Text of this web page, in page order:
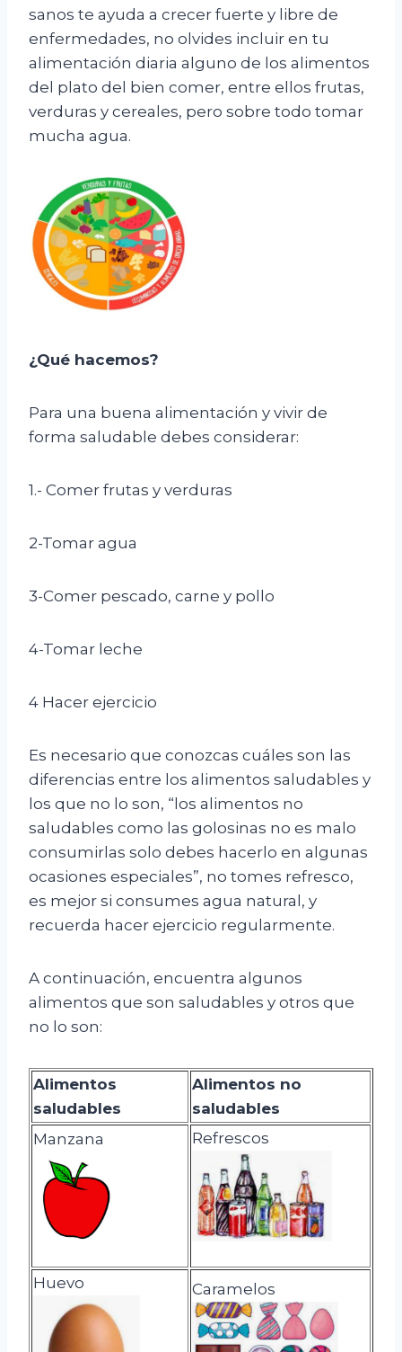
sanos te ayuda a crecer fuerte y libre de
enfermedades, no olvides incluir en tu
alimentación diaria alguno de los alimentos
del plato del bien comer, entre ellos frutas,
verduras y cereales, pero sobre todo tomar
mucha agua.
¿Qué hacemos?
Para una buena alimentación y vivir de
forma saludable debes considerar:
1.- Comer frutas y verduras
2-Tomar agua
3-Comer pescado, carne y pollo
4-Tomar leche
4 Hacer ejercicio
Es necesario que conozcas cuáles son las
diferencias entre los alimentos saludables y
los que no lo son, “los alimentos no
saludables como las golosinas no es malo
consumirlas solo debes hacerlo en algunas
ocasiones especiales”, no tomes refresco,
es mejor si consumes agua natural, y
recuerda hacer ejercicio regularmente.
A continuación, encuentra algunos
alimentos que son saludables y otros que
no lo son:
Alimentos
saludables
Alimentos no
saludables
Manzana
Refrescos
Huevo Caramelos